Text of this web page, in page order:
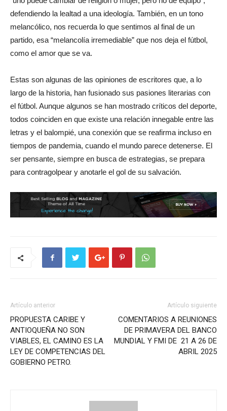
defendiendo la lealtad a una ideología. También, en un tono
melancólico, nos recuerda lo que sentimos al final de un
partido, esa “melancolía irremediable” que nos deja el fútbol,
como el amor que se va.
Estas son algunas de las opiniones de escritores que, a lo
largo de la historia, han fusionado sus pasiones literarias con
el fútbol. Aunque algunos se han mostrado críticos del deporte,
todos coinciden en que existe una relación innegable entre las
letras y el balompié, una conexión que se reafirma incluso en
tiempos de pandemia, cuando el mundo parece detenerse. El
ser pensante, siempre en busca de estrategias, se prepara
para contragolpear y anotarle el gol de su salvación.
Artículo anterior
PROPUESTA CARIBE Y
ANTIOQUEÑA NO SON
VIABLES, EL CAMINO ES LA
LEY DE COMPETENCIAS DEL
GOBIERNO PETRO.
Artículo siguiente
COMENTARIOS A REUNIONES
DE PRIMAVERA DEL BANCO
MUNDIAL Y FMI DE 21 A 26 DE
ABRIL 2025